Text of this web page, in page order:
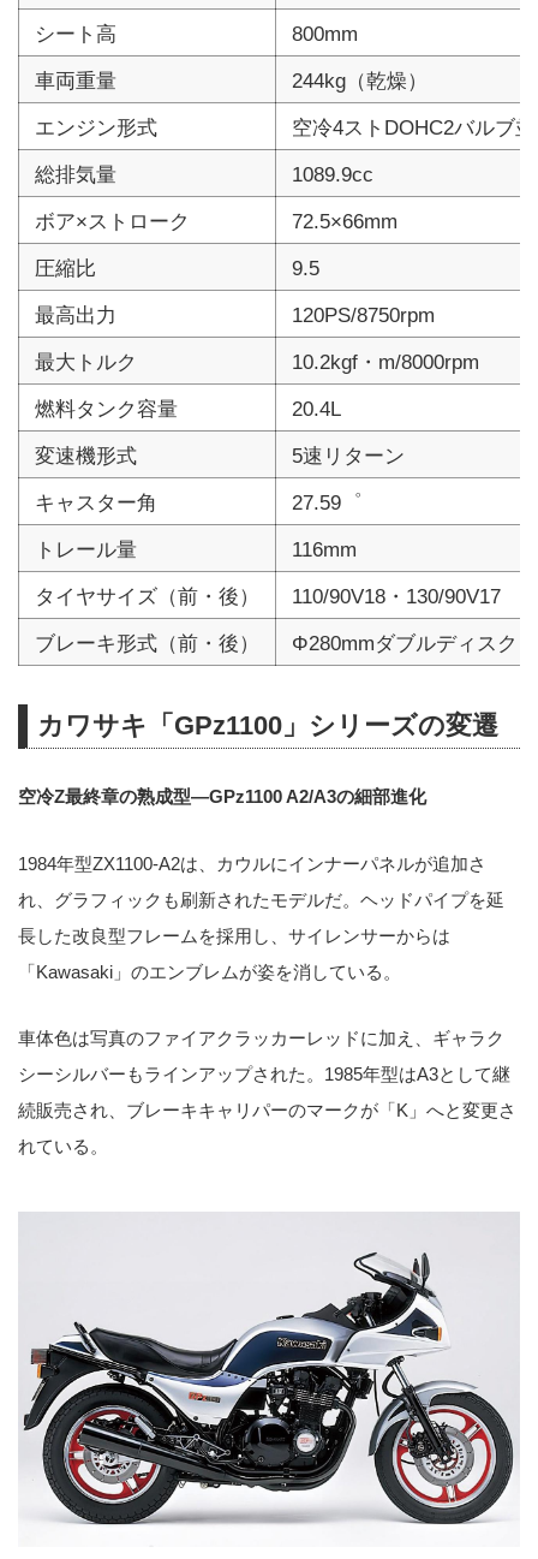
シート高
800mm
車両重量
244kg（乾燥）
エンジン形式
空冷4ストDOHC2バルブ
総排気量
1089.9cc
ボア×ストローク
72.5×66mm
圧縮比
9.5
最高出力
120PS/8750rpm
最大トルク
10.2kgf・m/8000rpm
燃料タンク容量
20.4L
変速機形式
5速リターン
キャスター角
27.59゜
トレール量
116mm
タイヤサイズ（前・後）
110/90V18・130/90V17
ブレーキ形式（前・後）
Φ280mmダブルディスク
カワサキ「GPz1100」シリーズの変遷
空冷Z最終章の熟成型―GPz1100 A2/A3の細部進化
1984年型ZX1100-A2は、カウルにインナーパネルが追加さ
れ、グラフィックも刷新されたモデルだ。ヘッドパイプを延
長した改良型フレームを採用し、サイレンサーからは
「Kawasaki」のエンブレムが姿を消している。
車体色は写真のファイアクラッカーレッドに加え、ギャラク
シーシルバーもラインアップされた。1985年型はA3として継
続販売され、ブレーキキャリパーのマークが「K」へと変更さ
れている。